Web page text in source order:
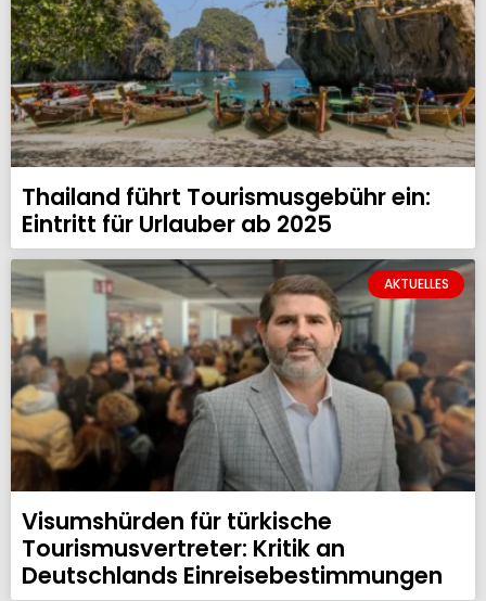
Thailand führt Tourismusgebühr ein:
Eintritt für Urlauber ab 2025
AKTUELLES
Visumshürden für türkische
Tourismusvertreter: Kritik an
Deutschlands Einreisebestimmungen